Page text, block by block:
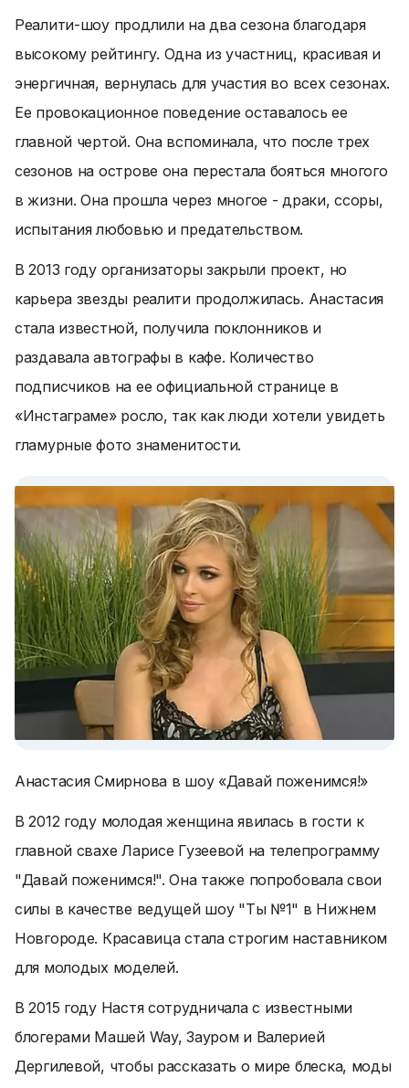
Реалити-шоу продлили на два сезона благодаря
высокому рейтингу. Одна из участниц, красивая и
энергичная, вернулась для участия во всех сезонах.
Ее провокационное поведение оставалось ее
главной чертой. Она вспоминала, что после трех
сезонов на острове она перестала бояться многого
в жизни. Она прошла через многое - драки, ссоры,
испытания любовью и предательством.
В 2013 году организаторы закрыли проект, но
карьера звезды реалити продолжилась. Анастасия
стала известной, получила поклонников и
раздавала автографы в кафе. Количество
подписчиков на ее официальной странице в
«Инстаграме» росло, так как люди хотели увидеть
гламурные фото знаменитости.
Анастасия Смирнова в шоу «Давай поженимся!»
В 2012 году молодая женщина явилась в гости к
главной свахе Ларисе Гузеевой на телепрограмму
"Давай поженимся!". Она также попробовала свои
силы в качестве ведущей шоу "Ты №1" в Нижнем
Новгороде. Красавица стала строгим наставником
для молодых моделей.
В 2015 году Настя сотрудничала с известными
блогерами Машей Way, Зауром и Валерией
Дергилевой, чтобы рассказать о мире блеска, моды